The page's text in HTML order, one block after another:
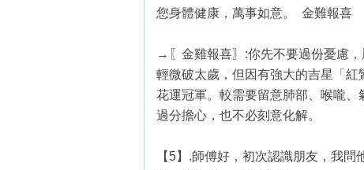
您身體健康，萬事如意。 金難報喜
→〖金雞報喜〗:你先不要過份憂慮
輕微破太歲，但因有強大的吉星「
花運冠軍。較需要留意肺部、喉嚨
過分擔心，也不必刻意化解。
【5】.師傅好，初次認識朋友，我